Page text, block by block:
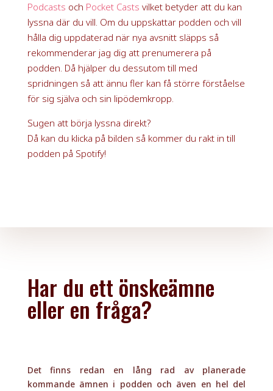
Podcasts och Pocket Casts vilket betyder att du kan
lyssna där du vill. Om du uppskattar podden och vill
hålla dig uppdaterad när nya avsnitt släpps så
rekommenderar jag dig att prenumerera på
podden. Då hjälper du dessutom till med
spridningen så att ännu fler kan få större förståelse
för sig själva och sin lipödemkropp.
Sugen att börja lyssna direkt?
Då kan du klicka på bilden så kommer du rakt in till
podden på Spotify!
Har du ett önskeämne
eller en fråga?
Det finns redan en lång rad av planerade
kommande ämnen i podden och även en hel del